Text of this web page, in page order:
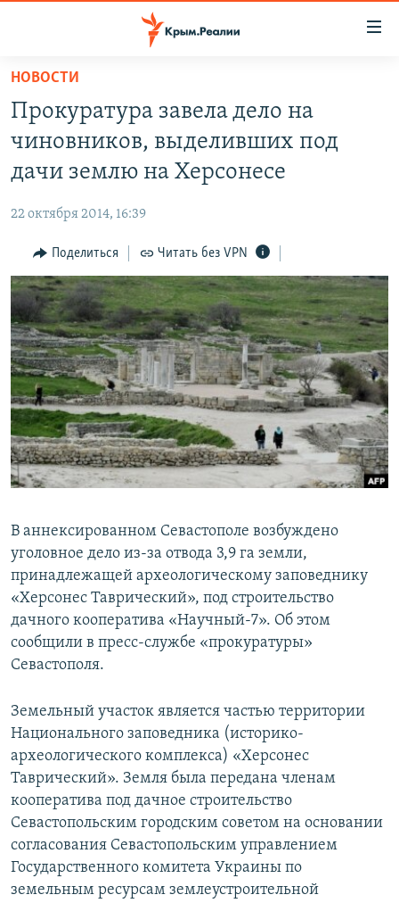
Вернуться
основному
содержанию
главной
навигации
Вернутся
поиску
СПЕЦПРОЕКТЫ
11 ЛЕТ ОККУПАЦИИ КРЫМА. 11 ИСТОРИЙ СОПРОТИВЛЕНИЯ
ЕЩЕ
ИНТЕРАКТИВ
ИНФОГРАФИКА
ТЕЛЕПРОЕКТ КРЫМ.РЕАЛИИ
СОВЕТЫ ПРАВОЗАЩИТНИКОВ
ПРОПАВШИЕ БЕЗ ВЕСТИ
ПОБЕДИТЕЛЕЙ НЕ СУДЯТ?
КРЫМ.НЕПОКОРЕННЫЙ
ELIFBE
РАДІО СВОБОДА
КАК ОБОЙТИ БЛОКИРОВКУ
Українською
Qırımtatar
ПРИСОЕДИНЯЙТЕСЬ!
Все сайты RFE/RL
НОВОСТИ
Прокуратура завела дело на
чиновников, выделивших под
дачи землю на Херсонесе
22 октября 2014, 16:39
Поделиться Читать без VPN
В аннексированном Севастополе возбуждено
уголовное дело из-за отвода 3,9 га земли,
принадлежащей археологическому заповеднику
«Херсонес Таврический», под строительство
дачного кооператива «Научный-7». Об этом
сообщили в пресс-службе «прокуратуры»
Севастополя.
Земельный участок является частью территории
Национального заповедника (историко-
археологического комплекса) «Херсонес
Таврический». Земля была передана членам
кооператива под дачное строительство
Севастопольским городским советом на основании
согласования Севастопольским управлением
Государственного комитета Украины по
земельным ресурсам землеустроительной